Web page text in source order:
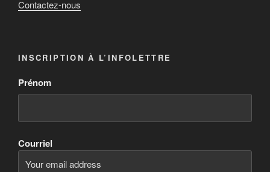
Contactez-nous
INSCRIPTION À L’INFOLETTRE
Prénom
Courriel